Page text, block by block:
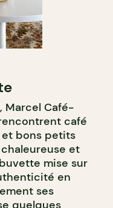
Café-
café
bons petits
et
mise sur
en
ses
quelques